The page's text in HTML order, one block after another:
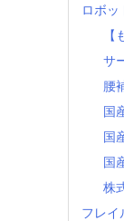
ロボッ
サ
腰
国
国
国
株
フレイ